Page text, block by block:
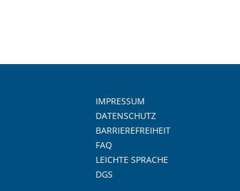
IMPRESSUM
DATENSCHUTZ
BARRIEREFREIHEIT
FAQ
LEICHTE SPRACHE
DGS